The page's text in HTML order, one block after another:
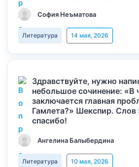
София Неъматова
Литература 14 мая, 2026
Здравствуйте, нужно
небольшое сочинение: «В
заключается главная
Гамлета?» Шекспир. Слов
спасибо!
Ангелина Балыбердина
Литература 10 мая, 2026